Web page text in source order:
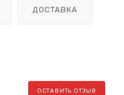
ДОСТАВКА
ОСТАВИТЬ ОТЗЫВ